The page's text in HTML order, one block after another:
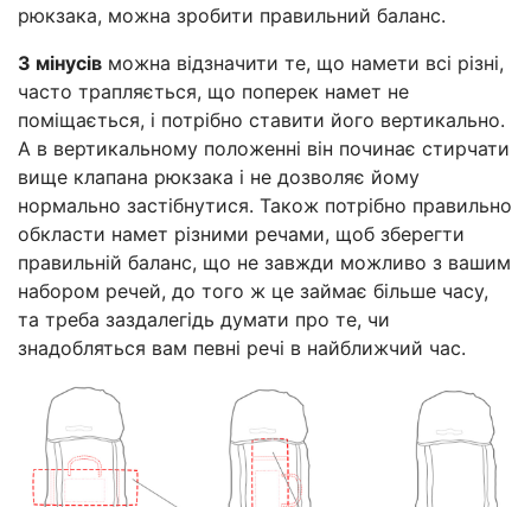
рюкзака, можна зробити правильний баланс.
З мінусів можна відзначити те, що намети всі різні,
часто трапляється, що поперек намет не
поміщається, і потрібно ставити його вертикально.
А в вертикальному положенні він починає стирчати
вище клапана рюкзака і не дозволяє йому
нормально застібнутися. Також потрібно правильно
обкласти намет різними речами, щоб зберегти
правильній баланс, що не завжди можливо з вашим
набором речей, до того ж це займає більше часу,
та треба заздалегідь думати про те, чи
знадобляться вам певні речі в найближчий час.